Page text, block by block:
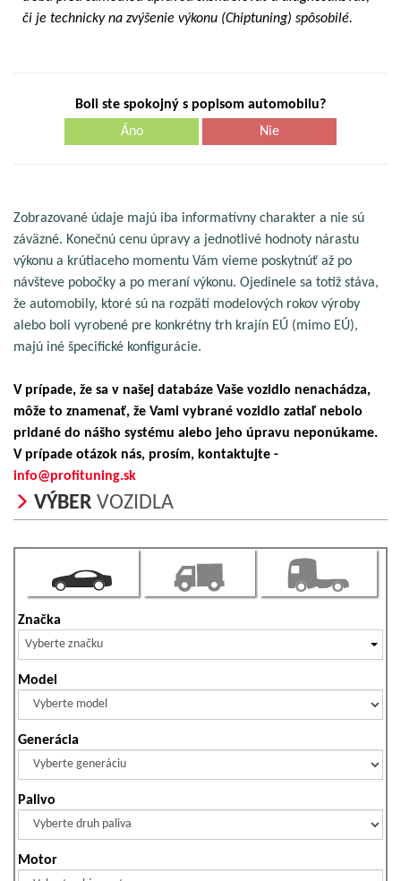
či je technicky na zvýšenie výkonu (Chiptuning) spôsobilé.
Boli ste spokojný s popisom automobilu?
Áno
Nie
Zobrazované údaje majú iba informatívny charakter a nie sú
záväzné. Konečnú cenu úpravy a jednotlivé hodnoty nárastu
výkonu a krútiaceho momentu Vám vieme poskytnúť až po
návšteve pobočky a po meraní výkonu. Ojedinele sa totiž stáva,
že automobily, ktoré sú na rozpätí modelových rokov výroby
alebo boli vyrobené pre konkrétny trh krajín EÚ (mimo EÚ),
majú iné špecifické konfigurácie.
V prípade, že sa v našej databáze Vaše vozidlo nenachádza,
môže to znamenať, že Vami vybrané vozidlo zatiaľ nebolo
pridané do nášho systému alebo jeho úpravu neponúkame.
V prípade otázok nás, prosím, kontaktujte -
info@profituning.sk
VÝBER VOZIDLA
Značka
Vyberte značku
Model
Generácia
Palivo
Motor